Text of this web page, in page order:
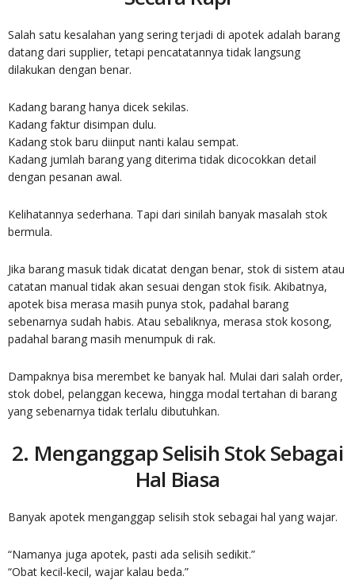
Salah satu kesalahan yang sering terjadi di apotek adalah barang
datang dari supplier, tetapi pencatatannya tidak langsung
dilakukan dengan benar.
Kadang barang hanya dicek sekilas.
Kadang faktur disimpan dulu.
Kadang stok baru diinput nanti kalau sempat.
Kadang jumlah barang yang diterima tidak dicocokkan detail
dengan pesanan awal.
Kelihatannya sederhana. Tapi dari sinilah banyak masalah stok
bermula.
Jika barang masuk tidak dicatat dengan benar, stok di sistem atau
catatan manual tidak akan sesuai dengan stok fisik. Akibatnya,
apotek bisa merasa masih punya stok, padahal barang
sebenarnya sudah habis. Atau sebaliknya, merasa stok kosong,
padahal barang masih menumpuk di rak.
Dampaknya bisa merembet ke banyak hal. Mulai dari salah order,
stok dobel, pelanggan kecewa, hingga modal tertahan di barang
yang sebenarnya tidak terlalu dibutuhkan.
2. Menganggap Selisih Stok Sebagai
Hal Biasa
Banyak apotek menganggap selisih stok sebagai hal yang wajar.
“Namanya juga apotek, pasti ada selisih sedikit.”
“Obat kecil-kecil, wajar kalau beda.”